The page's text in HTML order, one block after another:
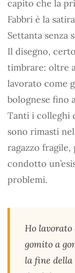
capito che la
Fabbri è la
Settanta senza
Il disegno,
timbrare: oltre
lavorato come
bolognese fino
Tanti i colleghi
sono rimasti
ragazzo
condotto
problemi.
Ho
gomito a
la fine